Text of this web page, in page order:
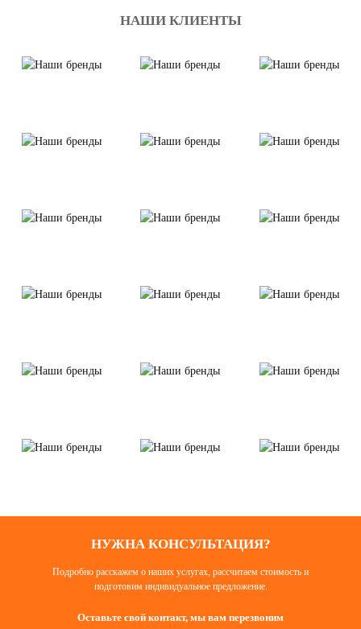
НАШИ КЛИЕНТЫ
НУЖНА КОНСУЛЬТАЦИЯ?
Подробно расскажем о наших услугах, рассчитаем стоимость и
подготовим индивидуальное предложение.
Оставьте свой контакт, мы вам перезвоним